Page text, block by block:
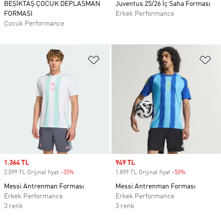
BEŞİKTAŞ ÇOCUK DEPLASMAN
FORMASI
Çocuk Performance
Juventus 25/26 İç Saha Forması
Erkek Performance
Favori Listesine Ekle
Sale price
1.364 TL
2.099 TL Orijinal fiyat -35%
Messi Antrenman Forması
Erkek Performance
3 renk
Sale price
949 TL
1.899 TL Orijinal fiyat -50%
Messi Antrenman Forması
Erkek Performance
3 renk